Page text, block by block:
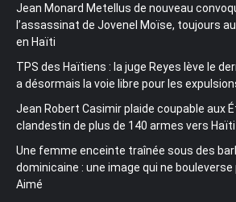
Jean Monard Metellus de nouveau
l’assassinat de Jovenel Moïse, toujours
en Haïti
TPS des Haïtiens : la juge Reyes lève le
a désormais la voie libre pour les
Jean Robert Casimir plaide coupable aux
clandestin de plus de 140 armes vers Haïti
Une femme enceinte traînée sous des
dominicaine : une image qui ne bouleverse
Aimé